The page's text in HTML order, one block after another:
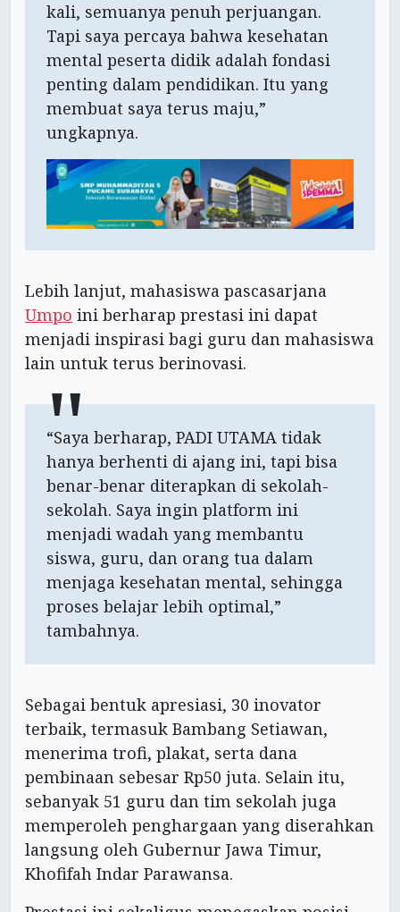
kali, semuanya penuh perjuangan.
Tapi saya percaya bahwa kesehatan
mental peserta didik adalah fondasi
penting dalam pendidikan. Itu yang
membuat saya terus maju,”
ungkapnya.
Lebih lanjut, mahasiswa pascasarjana
Umpo ini berharap prestasi ini dapat
menjadi inspirasi bagi guru dan mahasiswa
lain untuk terus berinovasi.
“Saya berharap, PADI UTAMA tidak
hanya berhenti di ajang ini, tapi bisa
benar-benar diterapkan di sekolah-
sekolah. Saya ingin platform ini
menjadi wadah yang membantu
siswa, guru, dan orang tua dalam
menjaga kesehatan mental, sehingga
proses belajar lebih optimal,”
tambahnya.
Sebagai bentuk apresiasi, 30 inovator
terbaik, termasuk Bambang Setiawan,
menerima trofi, plakat, serta dana
pembinaan sebesar Rp50 juta. Selain itu,
sebanyak 51 guru dan tim sekolah juga
memperoleh penghargaan yang diserahkan
langsung oleh Gubernur Jawa Timur,
Khofifah Indar Parawansa.